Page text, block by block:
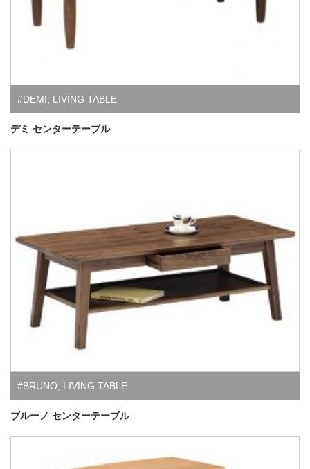
#DEMI LIVING TABLE
デミ センターテーブル
#BRUNO LIVING TABLE
ブルーノ センターテーブル